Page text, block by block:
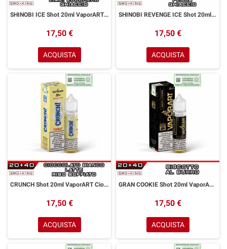
SHINOBI ICE Shot 20ml VaporART Fico d'India Papaya Lime Ice
17,50 €
ACQUISTA
SHINOBI REVENGE ICE Shot 20ml VaporART Frutto del Drago Pesca Ice
17,50 €
ACQUISTA
CRUNCH Shot 20ml VaporART Cioccolato Bianco Latte Riso Soffiato
17,50 €
ACQUISTA
GRAN COOKIE Shot 20ml VaporART Biscotto al Burro
17,50 €
ACQUISTA